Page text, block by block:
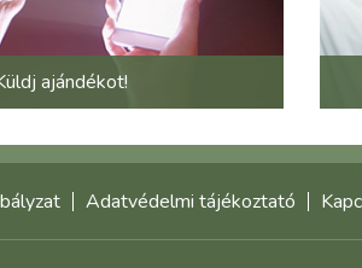
ajándékot!
Adatvédelmi tájékoztató